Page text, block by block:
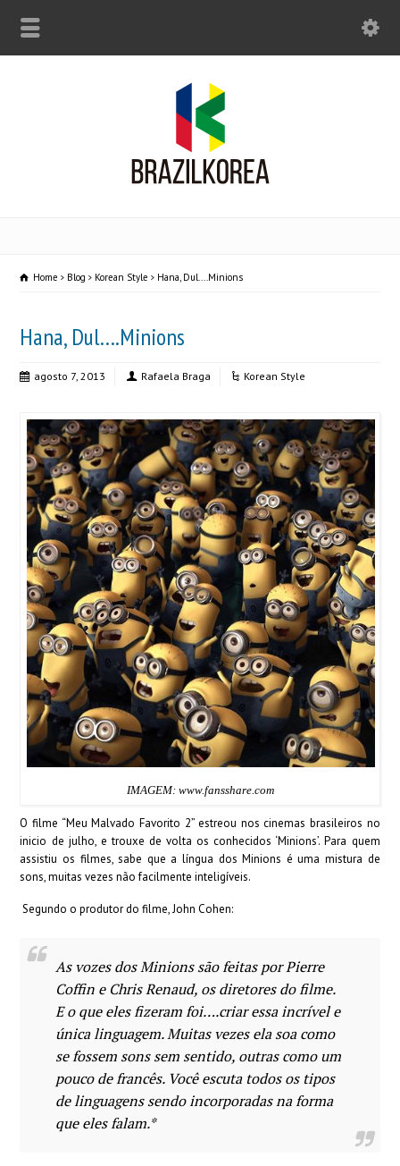
Home Blog Korean Style Hana, Dul....Minions
Hana, Dul….Minions
agosto 7, 2013 Rafaela Braga Korean Style
IMAGEM: www.fansshare.com
O filme “Meu Malvado Favorito 2” estreou nos cinemas brasileiros no
inicio de julho, e trouxe de volta os conhecidos ‘Minions’. Para quem
assistiu os filmes, sabe que a língua dos Minions é uma mistura de
sons, muitas vezes não facilmente inteligíveis.
Segundo o produtor do filme, John Cohen:
As vozes dos Minions são feitas por Pierre
Coffin e Chris Renaud, os diretores do filme.
E o que eles fizeram foi….criar essa incrível e
única linguagem. Muitas vezes ela soa como
se fossem sons sem sentido, outras como um
pouco de francês. Você escuta todos os tipos
de linguagens sendo incorporadas na forma
que eles falam.*